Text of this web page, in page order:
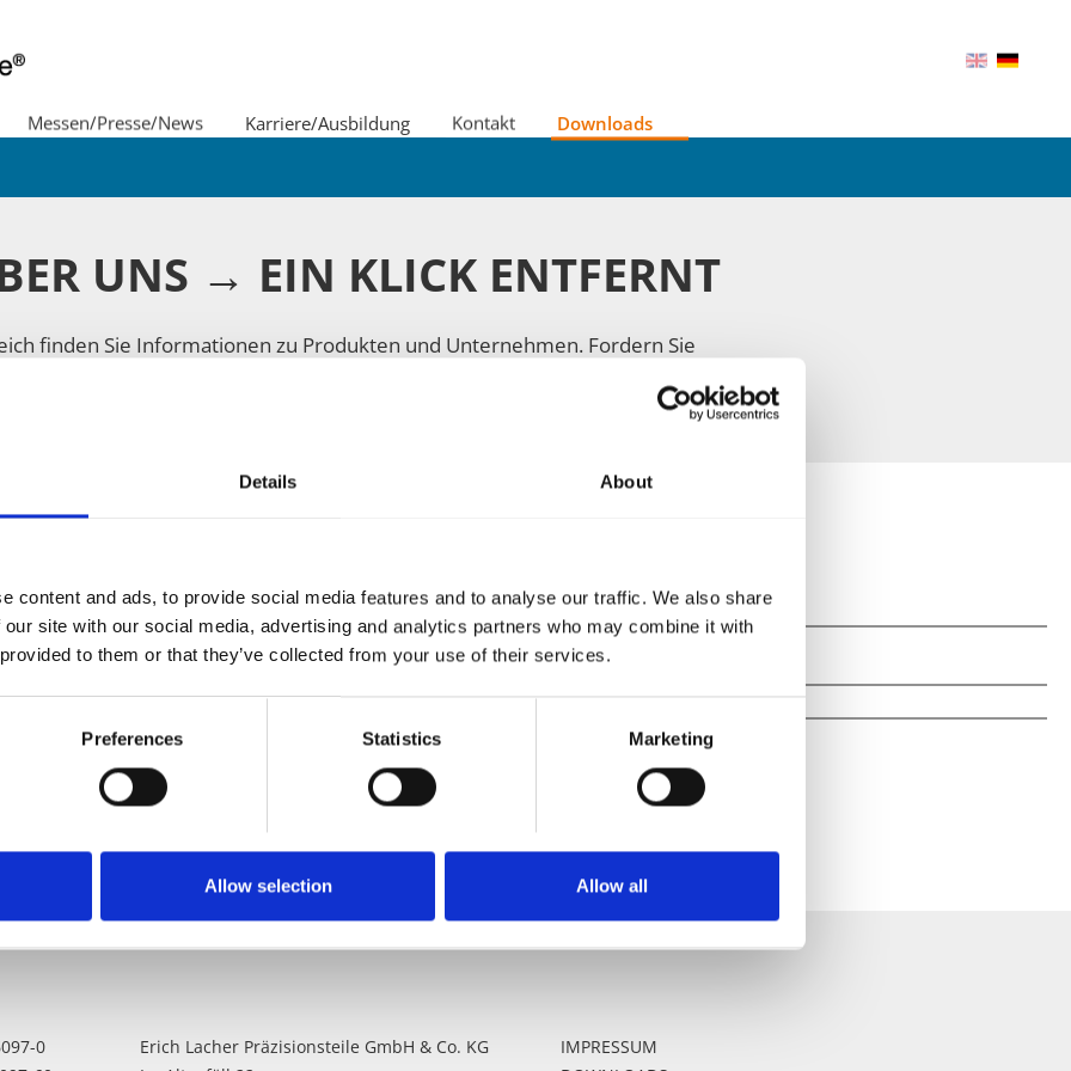
Details About
content and ads, to provide social media features and to analyse our traffic. We also share
site with our social media, advertising and analytics partners who may combine it with
to them or that they’ve collected from your use of their services.
Preferences Statistics Marketing
Allow selection Allow all
Messen/Presse/News
Karriere/Ausbildung
Kontakt
Downloads
UNS → EIN KLICK ENTFERNT
finden Sie Informationen zu Produkten und Unternehmen. Fordern Sie
0
Erich Lacher Präzisionsteile GmbH & Co. KG
IMPRESSUM